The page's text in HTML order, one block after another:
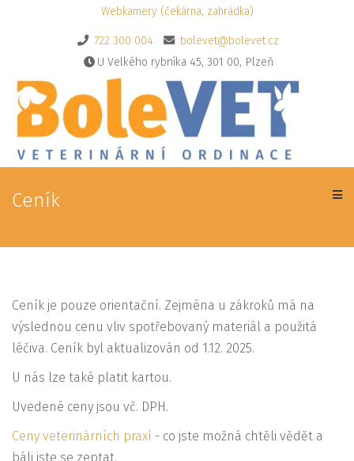
Webkamery (čekárna, zahrádka)
722 300 004
bolevet@bolevet.cz
U Velkého rybníka 45, 301 00, Plzeň
Ceník
Ceník je pouze orientační. Zejména u zákroků má na
výslednou cenu vliv spotřebovaný materiál a použitá
léčiva. Ceník byl aktualizován od 1.12. 2025.
U nás lze také platit kartou.
Uvedené ceny jsou vč. DPH.
Ceny veterinárních praxí - co jste možná chtěli vědět a
báli jste se zeptat.